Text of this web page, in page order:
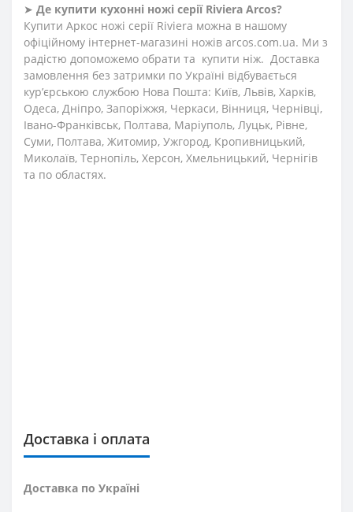
➤ Де купити кухонні ножі серії Riviera Arcos?
Купити Аркос ножі серії Riviera можна в нашому
офіційному інтернет-магазині ножів arcos.com.ua. Ми з
радістю допоможемо обрати та купити ніж. Доставка
замовлення без затримки по Україні відбувається
кур’єрською службою Нова Пошта: Київ, Львів, Харків,
Одеса, Дніпро, Запоріжжя, Черкаси, Вінниця, Чернівці,
Івано-Франківськ, Полтава, Маріуполь, Луцьк, Рівне,
Суми, Полтава, Житомир, Ужгород, Кропивницький,
Миколаїв, Тернопіль, Херсон, Хмельницький, Чернігів
та по областях.
Доставка і оплата
Доставка по Україні